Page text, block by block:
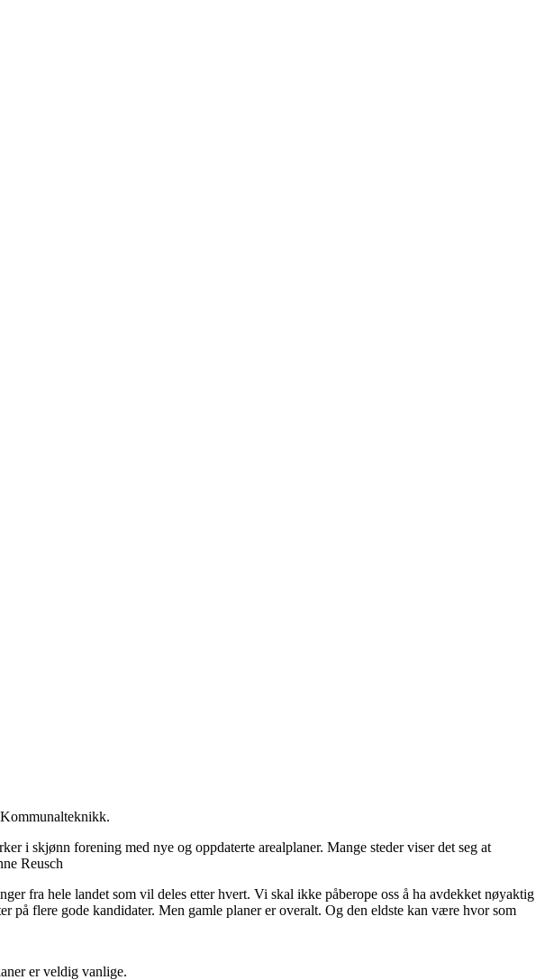
i skjønn forening med nye og oppdaterte arealplaner. Mange steder viser det seg at
Reusch
fra hele landet som vil deles etter hvert. Vi skal ikke påberope oss å ha avdekket nøyaktig
på flere gode kandidater. Men gamle planer er overalt. Og den eldste kan være hvor som
er veldig vanlige.